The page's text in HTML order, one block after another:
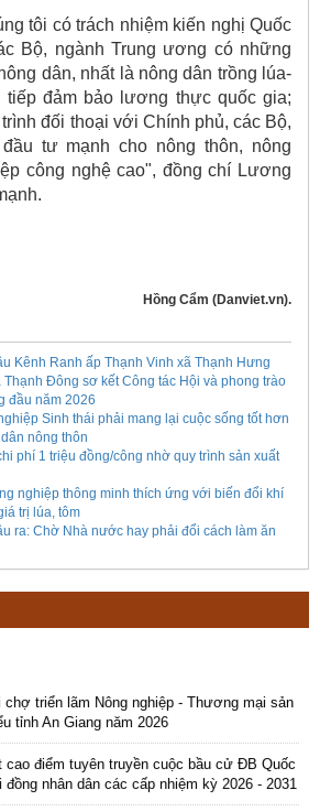
tôi có trách nhiệm kiến nghị Quốc
Bộ, ngành Trung ương có những
dân, nhất là nông dân trồng lúa-
đảm bảo lương thực quốc gia;
đối thoại với Chính phủ, các Bộ,
tư mạnh cho nông thôn, nông
công nghệ cao", đồng chí Lương
Hồng Cẩm (Danviet.vn).
Kênh Ranh ấp Thạnh Vinh xã Thạnh Hưng
Thạnh Đông sơ kết Công tác Hội và phong trào
đầu năm 2026
Sinh thái phải mang lại cuộc sống tốt hơn
nông thôn
phí 1 triệu đồng/công nhờ quy trình sản xuất
nghiệp thông minh thích ứng với biến đổi khí
trị lúa, tôm
ra: Chờ Nhà nước hay phải đổi cách làm ăn
điểm tuyên truyền cuộc bầu cử ĐB Quốc
nhân dân các cấp nhiệm kỳ 2026 - 2031
Đại hội Hội Nông dân các cấp và Đại hội
dân Việt Nam lần thứ IX, nhiệm kỳ 2026